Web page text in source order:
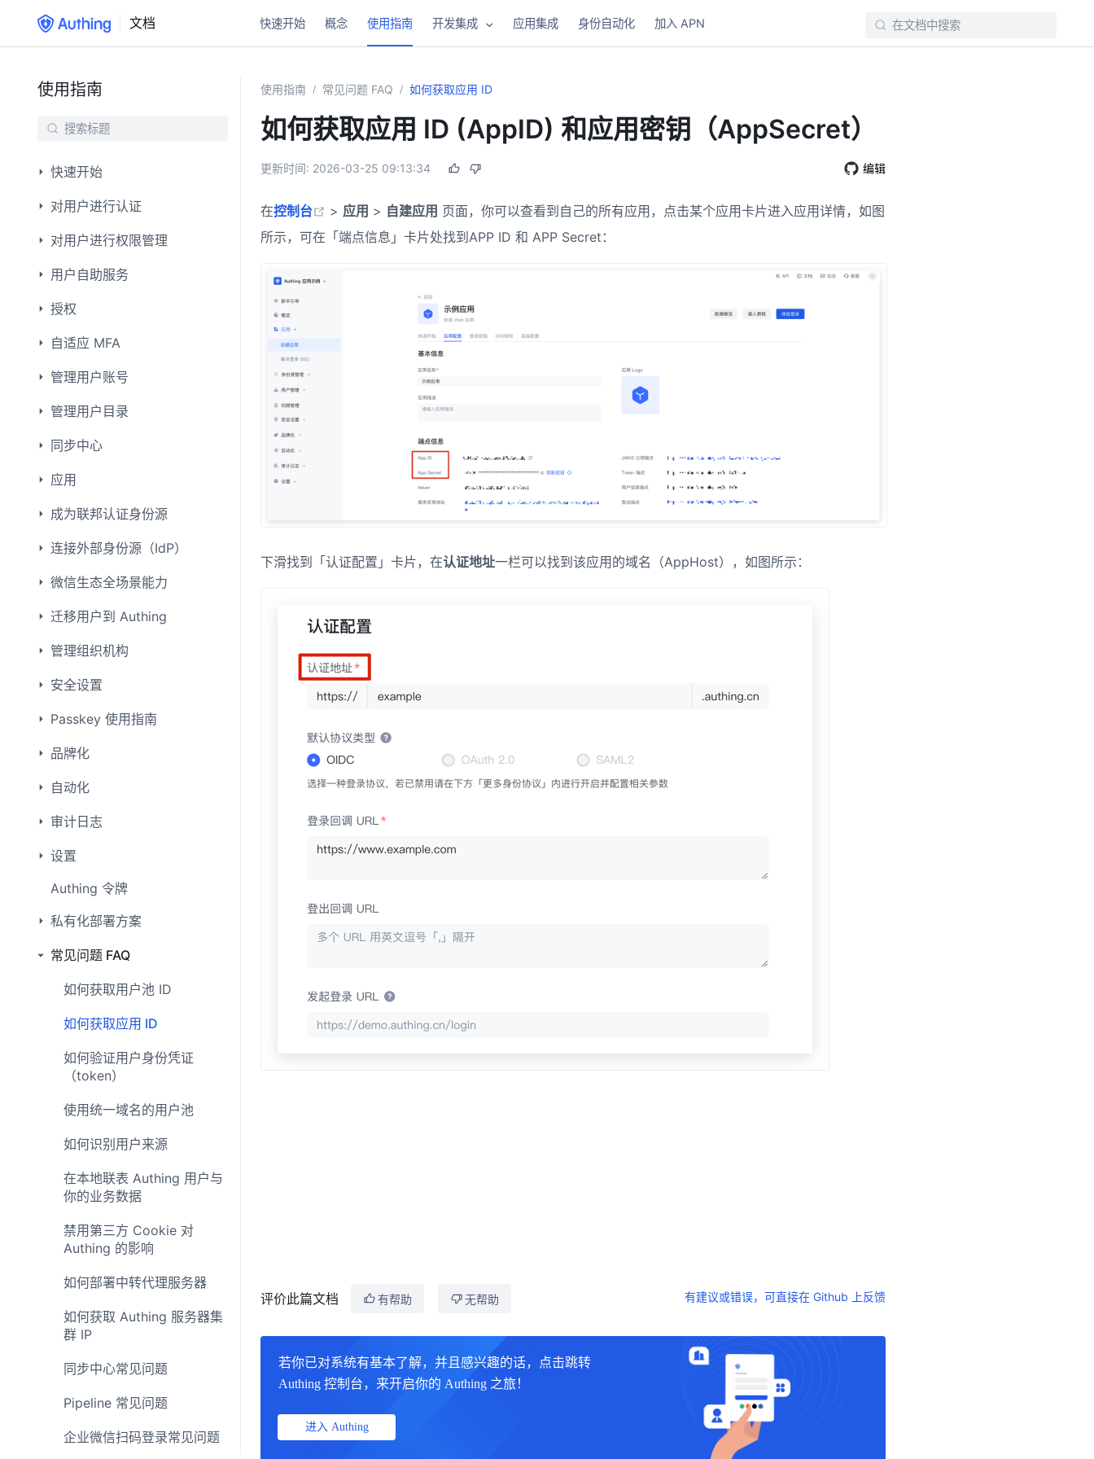
文档 快速开始 概念 使用指南 开发集成 应用集成 身份自动化 加入 APN
使用指南
快速开始
对用户进行认证
对用户进行权限管理
用户自助服务
授权
自适应 MFA
管理用户账号
管理用户目录
同步中心
应用
成为联邦认证身份源
连接外部身份源（IdP）
微信生态全场景能力
迁移用户到 Authing
管理组织机构
安全设置
Passkey 使用指南
品牌化
自动化
审计日志
设置
Authing 令牌
私有化部署方案
常见问题 FAQ
如何获取用户池 ID
如何获取应用 ID
如何验证用户身份凭证
（token）
使用统一域名的用户池
如何识别用户来源
在本地联表 Authing 用户与
你的业务数据
禁用第三方 Cookie 对
Authing 的影响
如何部署中转代理服务器
如何获取 Authing 服务器集
群 IP
同步中心常见问题
Pipeline 常见问题
企业微信扫码登录常见问题
使用指南 / 常见问题 FAQ / 如何获取应用 ID
如何获取应用 ID (AppID) 和应用密钥（AppSecret）
更新时间: 2026-03-25 09:13:34 编辑
在控制台 (opens new window)
> 应用 > 自建应用 页面，你可以查看到自己的所有应用，点击某个应用卡片进入应用详情，如图
所示，可在「端点信息」卡片处找到APP ID 和 APP Secret：
下滑找到「认证配置」卡片，在认证地址一栏可以找到该应用的域名（AppHost），如图所示：
评价此篇文档 有帮助 无帮助 有建议或错误，可直接在 Github 上反馈
若你已对系统有基本了解，并且感兴趣的话，点击跳转
Authing 控制台，来开启你的 Authing 之旅！
进入 Authing